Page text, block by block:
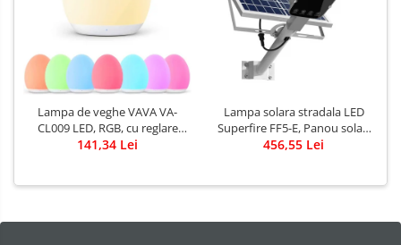
Lampa de veghe VAVA VA-
CL009 LED, RGB, cu reglare
touch a Intensitatii, lumina
141,34 Lei
Lampa solara stradala LED
Superfire FF5-E, Panou solar,
Telecomanda, 897W, 2000lm,
456,55 Lei